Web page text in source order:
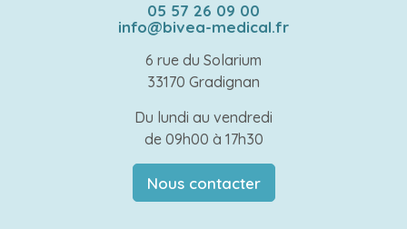
05 57 26 09 00
info@bivea-medical.fr
6 rue du Solarium
33170 Gradignan
Du lundi au vendredi
de 09h00 à 17h30
Nous contacter